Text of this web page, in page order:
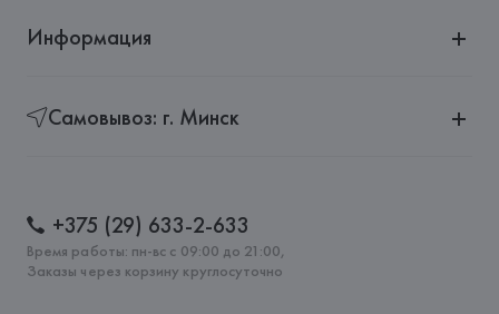
Информация
Самовывоз: г. Минск
+375 (29) 633-2-633
Время работы: пн-вс с 09:00 до 21:00,
Заказы через корзину круглосуточно